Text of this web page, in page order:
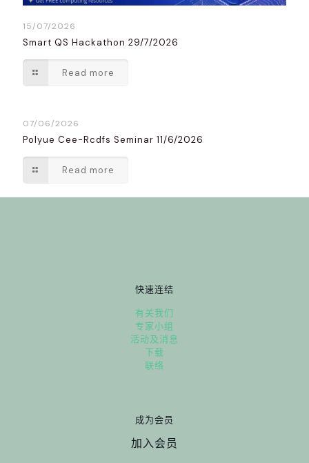
15/07/2026
Smart QS Hackathon 29/7/2026
Read more
07/06/2026
Polyue Cee-Rcdfs Seminar 11/6/2026
Read more
快速连结
有关我们
专家小组
活动及消息
下载
联络
成为会员
加入会员